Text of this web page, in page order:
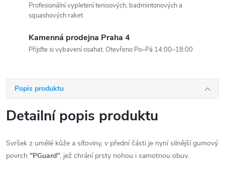
Profesionální vypletení tenisových, badmintonových a
squashových raket
Kamenná prodejna Praha 4
Přijďte si vybavení osahat. Otevřeno Po–Pá 14:00–18:00
Popis produktu
Detailní popis produktu
Svršek z umělé kůže a síťoviny, v přední části je nyní silnější gumový
povrch "PGuard", jež chrání prsty nohou i samotnou obuv.